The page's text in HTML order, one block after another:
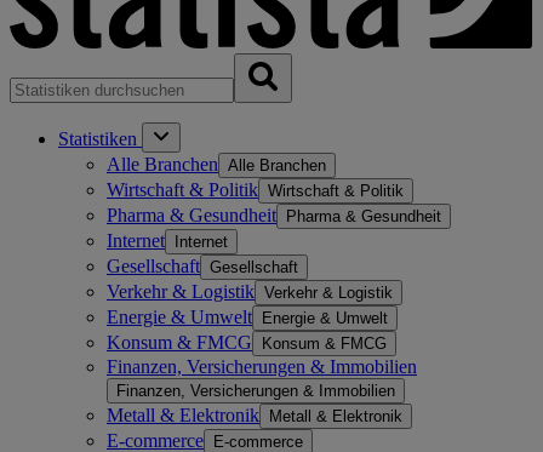
Statistiken
Alle Branchen Alle Branchen
Wirtschaft & Politik Wirtschaft & Politik
Pharma & Gesundheit Pharma & Gesundheit
Internet Internet
Gesellschaft Gesellschaft
Verkehr & Logistik Verkehr & Logistik
Energie & Umwelt Energie & Umwelt
Konsum & FMCG Konsum & FMCG
Finanzen, Versicherungen & Immobilien
Finanzen, Versicherungen & Immobilien
Metall & Elektronik Metall & Elektronik
E-commerce E-commerce